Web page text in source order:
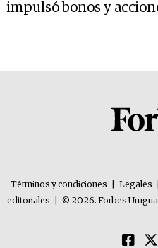
impulsó bonos y
Términos y condiciones Legales
editoriales
© 2026. Forbes